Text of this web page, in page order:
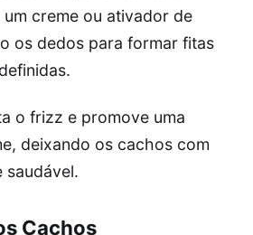
creme ou ativador de
os dedos para formar fitas
o frizz e promove uma
deixando os cachos com
saudável.
Cachos